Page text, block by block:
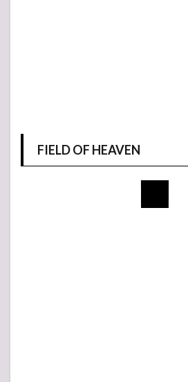
FIELD OF HEAVEN